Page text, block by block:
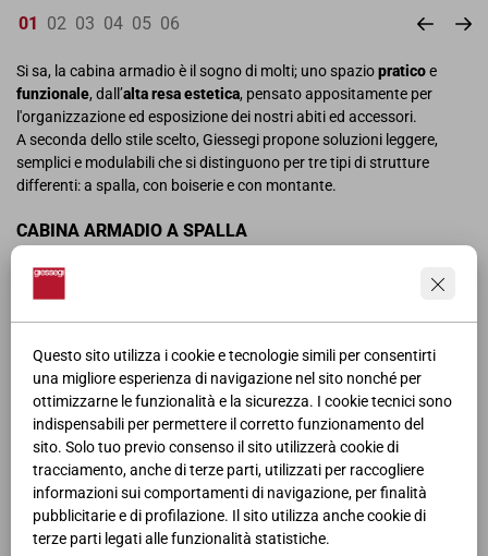
Questo sito utilizza i cookie e tecnologie simili per consentirti
una migliore esperienza di navigazione nel sito nonché per
ottimizzarne le funzionalità e la sicurezza. I cookie tecnici sono
indispensabili per permettere il corretto funzionamento del
sito. Solo tuo previo consenso il sito utilizzerà cookie di
tracciamento, anche di terze parti, utilizzati per raccogliere
informazioni sui comportamenti di navigazione, per finalità
pubblicitarie e di profilazione. Il sito utilizza anche cookie di
terze parti legati alle funzionalità statistiche.
01 02 03 04 05 06
Si sa, la cabina armadio è il sogno di molti; uno spaziopraticoe
funzionale, dall’altaresa estetica, pensato appositamente per
l'organizzazione ed esposizione dei nostri abiti ed accessori.
A seconda dello stile scelto, Giessegi propone soluzioni leggere,
semplici e modulabili che si distinguono per tre tipi di strutture
differenti: a spalla, con boiserie e con montante.
CABINA ARMADIO A SPALLA
, personalizzabili in finiture legno e colori laccati,
classico armadio con la comodità della cabina a vista.
CABINA ARMADIO CON BOISERIE
La cabina armadio con boiserie è una soluzione componibile e
realizzabile sia in versione lineare che angolare su più pareti.
pannelli a muro sono personalizzabili in numerose finiture, inclusi
essenze legno, effetto tessuto e diversi colori laccati di serie. Sono
inoltre attrezzabili con ripiani, cassetti, scarpiere e altri accessori per
l'organizzazione di oggetti e bijoux.